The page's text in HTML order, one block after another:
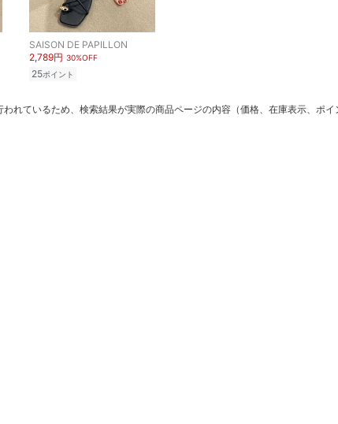
SAISON DE PAPILLON
2,789円 30%OFF
25ポイント
れているため、検索結果が実際の商品ページの内容（価格、在庫表示、ポ